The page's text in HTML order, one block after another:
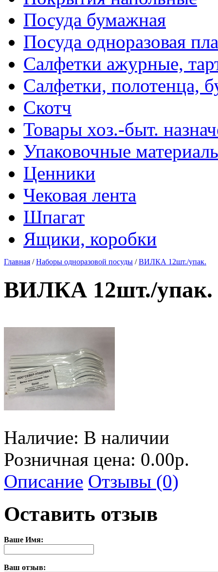
Посуда бумажная
Посуда одноразовая
Салфетки ажурные,
Салфетки, полотенца,
Скотч
Товары хоз.-быт.
Упаковочные
Ценники
Чековая лента
Шпагат
Ящики, коробки
Главная /Наборы одноразовой посуды /ВИЛКА 12шт./упак.
ВИЛКА 12шт./упак.
Наличие: В наличии
Розничная цена: 0.00р.
Описание Отзывы (0)
Оставить отзыв
Ваше Имя:
Ваш отзыв: